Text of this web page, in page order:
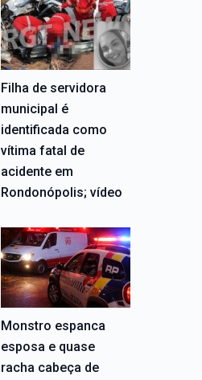
Filha de servidora
municipal é
identificada como
vítima fatal de
acidente em
Rondonópolis; vídeo
Monstro espanca
esposa e quase
racha cabeça de